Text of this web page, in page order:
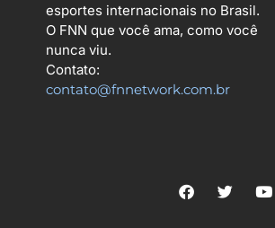
esportes internacionais no Brasil.
O FNN que você ama, como você
nunca viu.
Contato:
contato@fnnetwork.com.br